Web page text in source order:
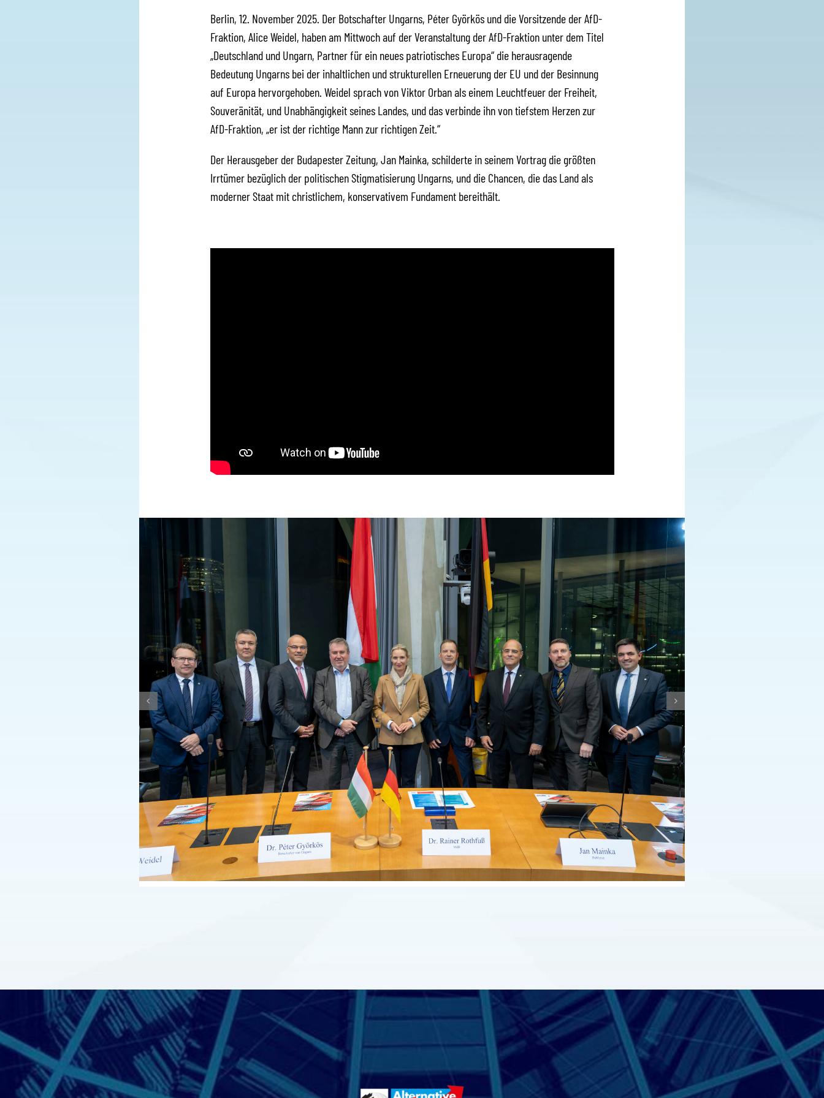
Berlin, 12. November 2025. Der Botschafter Ungarns, Péter Györkös und die Vorsitzende der AfD-
Fraktion, Alice Weidel, haben am Mittwoch auf der Veranstaltung der AfD-Fraktion unter dem Titel
„Deutschland und Ungarn, Partner für ein neues patriotisches Europa“ die herausragende
Bedeutung Ungarns bei der inhaltlichen und strukturellen Erneuerung der EU und der Besinnung
auf Europa hervorgehoben. Weidel sprach von Viktor Orban als einem Leuchtfeuer der Freiheit,
Souveränität, und Unabhängigkeit seines Landes, und das verbinde ihn von tiefstem Herzen zur
AfD-Fraktion, „er ist der richtige Mann zur richtigen Zeit.“
Der Herausgeber der Budapester Zeitung, Jan Mainka, schilderte in seinem Vortrag die größten
Irrtümer bezüglich der politischen Stigmatisierung Ungarns, und die Chancen, die das Land als
moderner Staat mit christlichem, konservativem Fundament bereithält.